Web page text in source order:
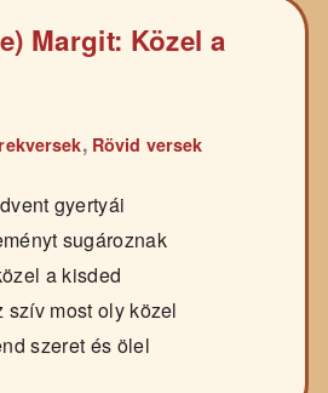
Margit: Közel a
, Rövid versek
gyertyái
sugároznak
a kisded
szív most oly közel
szeret és ölel